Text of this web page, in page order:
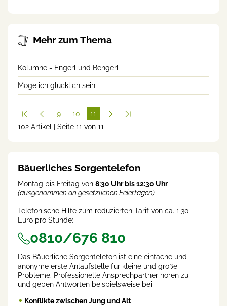
Mehr zum Thema
Kolumne - Engerl und Bengerl
Möge ich glücklich sein
9 10
11
(cur
102 Artikel | Seite 11 von 11
Bäuerliches Sorgentelefon
Montag bis Freitag von 8:30 Uhr bis 12:30 Uhr
(ausgenommen an gesetzlichen Feiertagen)
Telefonische Hilfe zum reduzierten Tarif von ca. 1,30
Euro pro Stunde:
0810/676 810
Das Bäuerliche Sorgentelefon ist eine einfache und
anonyme erste Anlaufstelle für kleine und große
Probleme. Professionelle Ansprechpartner hören zu
und geben Antworten beispielsweise bei
Konflikte zwischen Jung und Alt